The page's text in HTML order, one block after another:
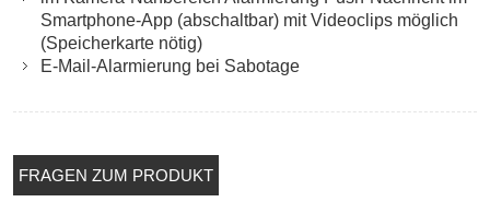
Smartphone-App (abschaltbar) mit Videoclips möglich
(Speicherkarte nötig)
E-Mail-Alarmierung bei Sabotage
FRAGEN ZUM PRODUKT